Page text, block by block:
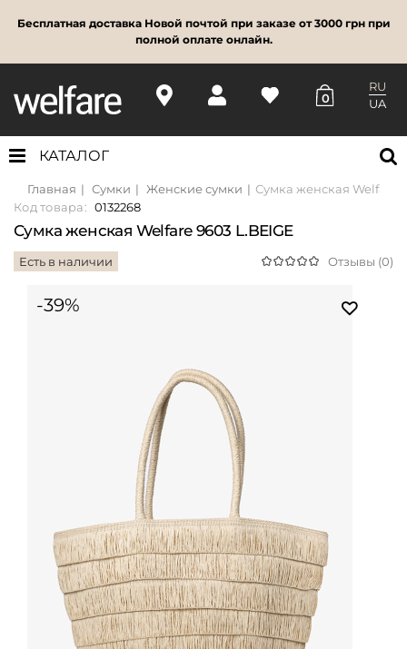
Бесплатная доставка Новой почтой при заказе от 3000 грн при
полной оплате онлайн.
0
RU
UA
КАТАЛОГ
Главная Сумки Женские сумки
Сумка женская Welfare
Код товара: 0132268
Сумка женская Welfare 9603 L.BEIGE
Есть в наличии Отзывы (0)
-39%